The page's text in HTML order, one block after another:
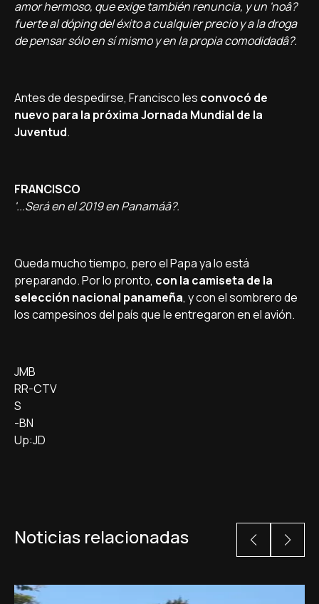
amor hermoso, que exige también renuncia, y un 'noâ?
fuerte al dóping del éxito a cualquier precio y a la droga
de pensar sólo en sí­ mismo y en la propia comodidadâ?.
Antes de despedirse, Francisco les convocó de
nuevo para la próxima Jornada Mundial de la
Juventud.
FRANCISCO
'...Será en el 2019 en Panamáâ?.
Queda mucho tiempo, pero el Papa ya lo está
preparando. Por lo pronto, con la camiseta de la
selección nacional panameña, y con el sombrero de
los campesinos del paí­s que le entregaron en el avión.
JMB
RR-CTV
S
-BN
Up:JD
Noticias relacionadas